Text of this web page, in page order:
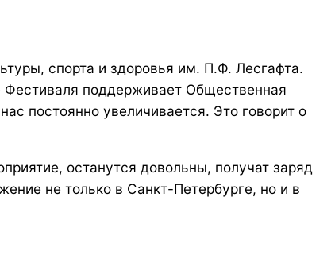
спорта и здоровья им. П.Ф. Лесгафта.
поддерживает Общественная
постоянно увеличивается. Это говорит о
останутся довольны, получат заряд
не только в Санкт-Петербурге, но и в